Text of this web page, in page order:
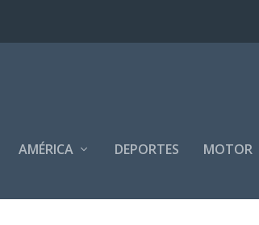
AMÉRICA DEPORTES MOTOR